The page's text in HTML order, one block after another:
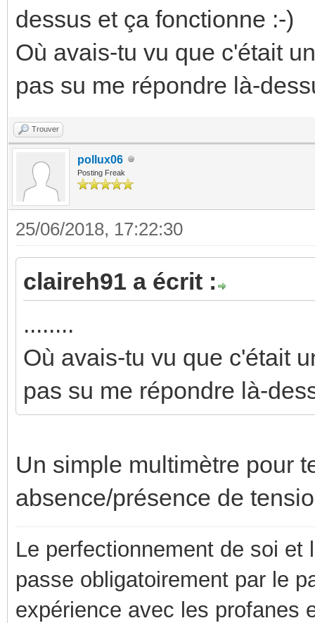
dessus et ça fonctionne :-)
Où avais-tu vu que c'était
pas su me répondre là-
Trouver
pollux06
Posting Freak
25/06/2018, 17:22:30
claireh91 a écrit :
........
Où avais-tu vu que c'était
pas su me répondre là-
Un simple multimètre pour
absence/présence de
Le perfectionnement de soi
passe obligatoirement par le
expérience avec les profanes